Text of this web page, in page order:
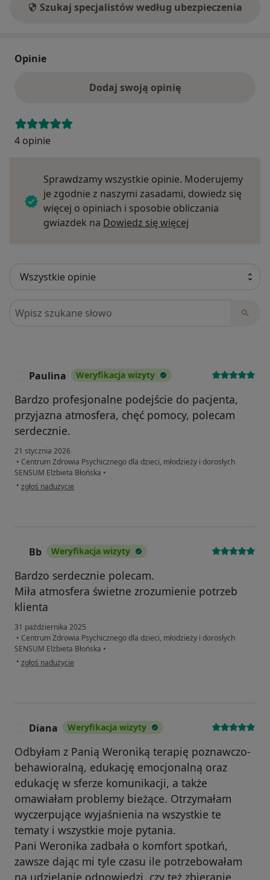
Szukaj specjalistów według ubezpieczenia
Opinie
Dodaj swoją opinię
4 opinie
Sprawdzamy wszystkie opinie. Moderujemy
je zgodnie z naszymi zasadami, dowiedz się
więcej o opiniach i sposobie obliczania
gwiazdek na Dowiedz się więcej
Szukaj w opiniach
Paulina Weryfikacja wizyty
Bardzo profesjonalne podejście do pacjenta,
przyjazna atmosfera, chęć pomocy, polecam
serdecznie.
21 stycznia 2026
• Centrum Zdrowia Psychicznego dla dzieci, młodzieży i dorosłych
SENSUM Elżbieta Błońska •
• w opinii użytkownika Paulina
zgłoś nadużycie
Bb Weryfikacja wizyty
Bardzo serdecznie polecam.
Miła atmosfera świetne zrozumienie potrzeb
klienta
31 października 2025
• Centrum Zdrowia Psychicznego dla dzieci, młodzieży i dorosłych
SENSUM Elżbieta Błońska •
• w opinii użytkownika Bb
zgłoś nadużycie
Diana Weryfikacja wizyty
Odbyłam z Panią Weroniką terapię poznawczo-
behawioralną, edukację emocjonalną oraz
edukację w sferze komunikacji, a także
omawiałam problemy bieżące. Otrzymałam
wyczerpujące wyjaśnienia na wszystkie te
tematy i wszystkie moje pytania.
Pani Weronika zadbała o komfort spotkań,
zawsze dając mi tyle czasu ile potrzebowałam
na udzielanie odpowiedzi, czy też zbieranie